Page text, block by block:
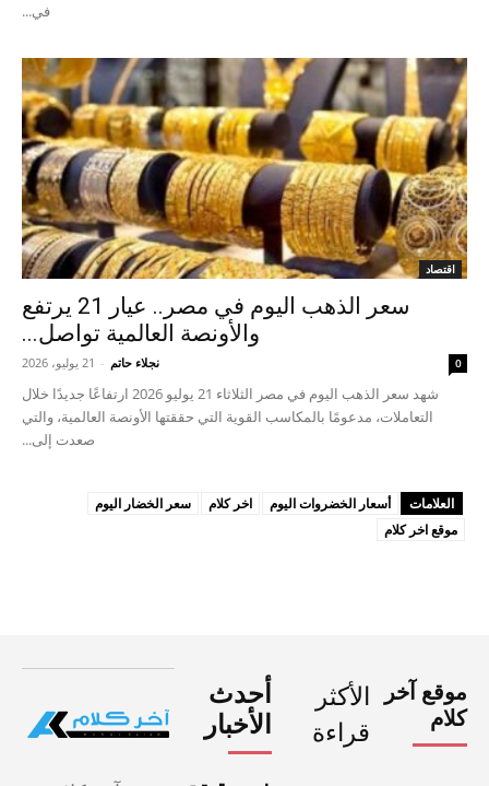
في...
اقتصاد
سعر الذهب اليوم في مصر.. عيار 21 يرتفع
والأونصة العالمية تواصل...
نجلاء حاتم - 21 يوليو، 2026 0
شهد سعر الذهب اليوم في مصر الثلاثاء 21 يوليو 2026 ارتفاعًا جديدًا خلال
التعاملات، مدعومًا بالمكاسب القوية التي حققتها الأونصة العالمية، والتي
صعدت إلى...
العلامات أسعار الخضروات اليوم اخر كلام
سعر الخضار اليوم
موقع اخر كلام
موقع آخر
كلام
الأكثر
قراءة
أحدث
الأخبار